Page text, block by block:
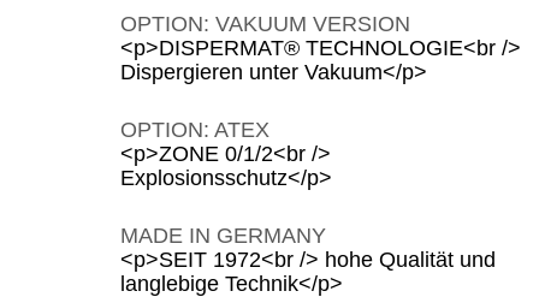
OPTION: VAKUUM VERSION
<p>DISPERMAT® TECHNOLOGIE<br />
Dispergieren unter Vakuum</p>
OPTION: ATEX
<p>ZONE 0/1/2<br />
Explosionsschutz</p>
MADE IN GERMANY
<p>SEIT 1972<br /> hohe Qualität und
langlebige Technik</p>